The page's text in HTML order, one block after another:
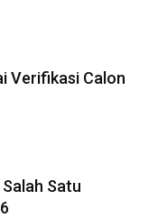
Verifikasi Calon
Satu